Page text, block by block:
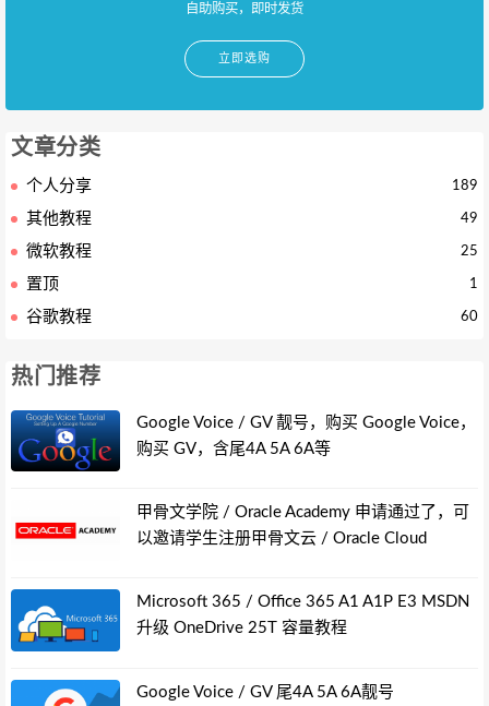
自助购买，即时发货
立即选购
文章分类
个人分享 189
其他教程 49
微软教程 25
置顶 1
谷歌教程 60
热门推荐
Google Voice / GV 靓号，购买 Google Voice，
购买 GV，含尾4A 5A 6A等
甲骨文学院 / Oracle Academy 申请通过了，可
以邀请学生注册甲骨文云 / Oracle Cloud
Microsoft 365 / Office 365 A1 A1P E3 MSDN
升级 OneDrive 25T 容量教程
Google Voice / GV 尾4A 5A 6A靓号